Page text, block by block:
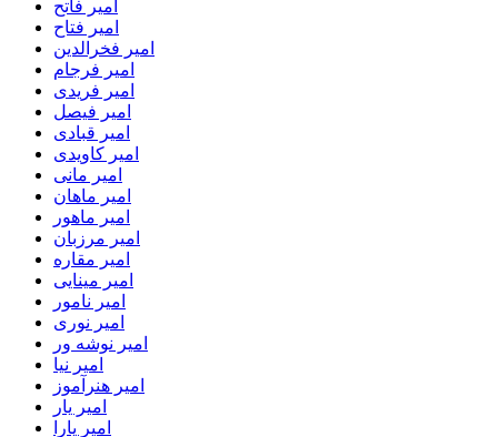
امیر فاتح
امیر فتاح
امیر فخرالدین
امیر فرجام
امیر فریدی
امیر فیصل
امیر قبادی
امیر کاویدی
امیر مانی
امیر ماهان
امیر ماهور
امیر مرزبان
امیر مقاره
امیر مینایی
امیر نامور
امیر نوری
امیر نوشه ور
امیر نیا
امیر هنرآموز
امیر یار
امیر یارا